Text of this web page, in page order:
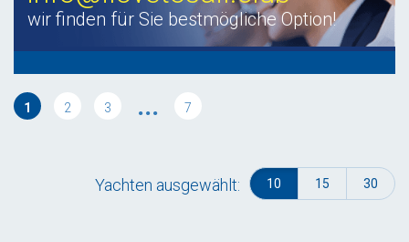
wir finden für Sie bestmögliche Option!
1 2 3 ... 7
Yachten ausgewählt: 10 15 30